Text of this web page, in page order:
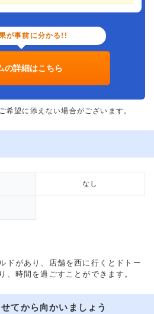
が事前に分かる!!
の詳細はこちら
望に添えない場合がございます。
なし
ドがあり、店舗を西に行くとドトー
、時間を過ごすことができます。
てから向かいましょう